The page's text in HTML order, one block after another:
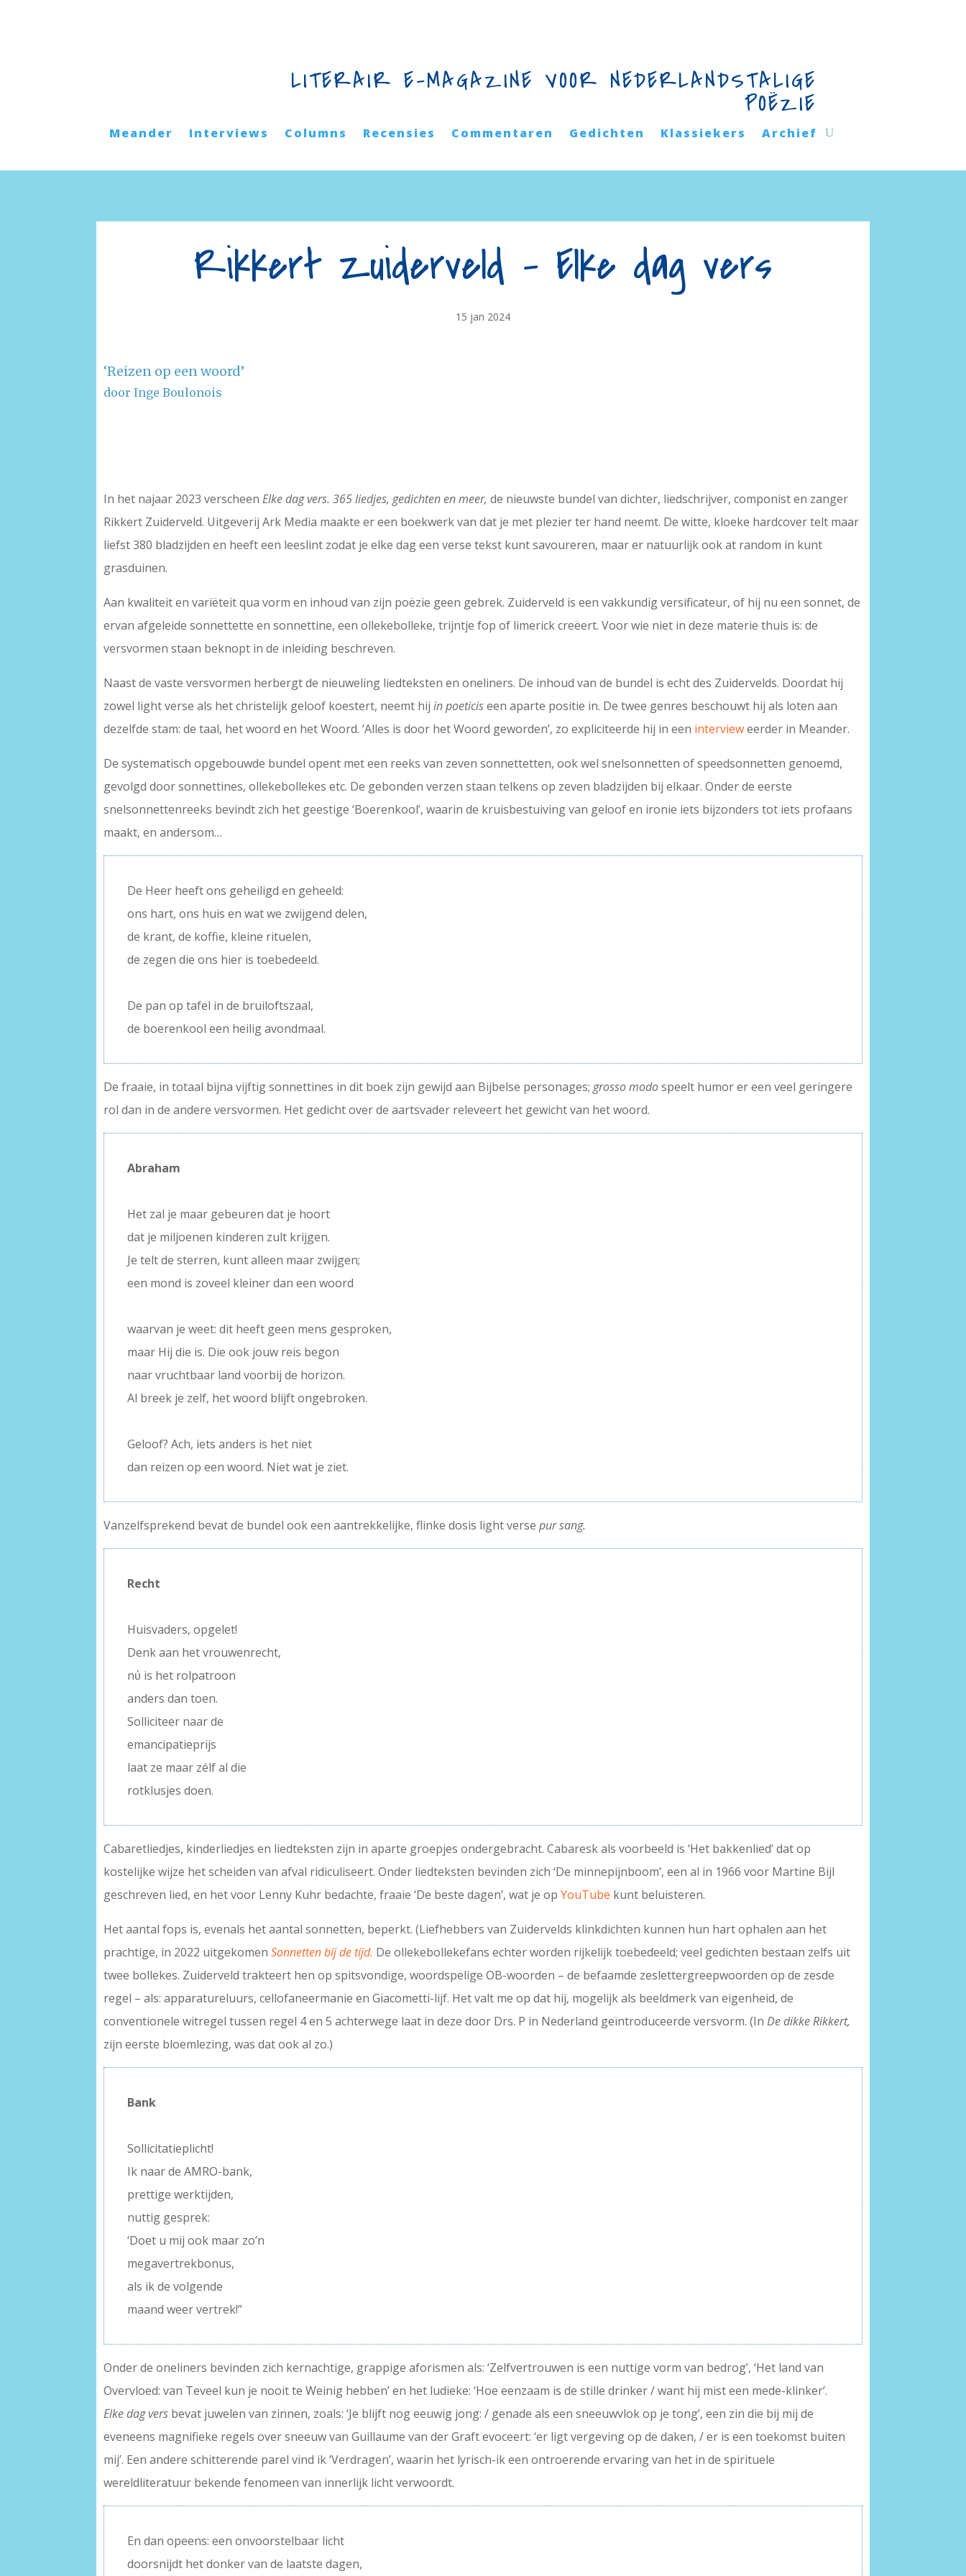
LITERAIR E-MAGAZINE VOOR NEDERLANDSTALIGE
POËZIE
Meander Interviews Columns Recensies Commentaren Gedichten Klassiekers Archief
Rikkert Zuiderveld – Elke dag vers
15 jan 2024
‘Reizen op een woord’
door Inge Boulonois
In het najaar 2023 verscheenElke dag vers. 365 liedjes, gedichten en meer,de nieuwste bundel van dichter, liedschrijver, componist en zanger
Rikkert Zuiderveld. Uitgeverij Ark Media maakte er een boekwerk van dat je met plezier ter hand neemt. De witte, kloeke hardcover telt maar
liefst 380 bladzijden en heeft een leeslint zodat je elke dag een verse tekst kunt savoureren, maar er natuurlijk ook at random in kunt
grasduinen.
Aan kwaliteit en variëteit qua vorm en inhoud van zijn poëzie geen gebrek. Zuiderveld is een vakkundig versificateur, of hij nu een sonnet, de
ervan afgeleide sonnettette en sonnettine, een ollekebolleke, trijntje fop of limerick creëert. Voor wie niet in deze materie thuis is: de
versvormen staan beknopt in de inleiding beschreven.
Naast de vaste versvormen herbergt de nieuweling liedteksten en oneliners. De inhoud van de bundel is echt des Zuidervelds. Doordat hij
zowel light verse als het christelijk geloof koestert, neemt hijin poeticiseen aparte positie in. De twee genres beschouwt hij als loten aan
dezelfde stam: de taal, het woord en het Woord. ‘Alles is door het Woord geworden’, zo expliciteerde hij in een intervieweerder in Meander.
De systematisch opgebouwde bundel opent met een reeks van zeven sonnettetten, ook wel snelsonnetten of speedsonnetten genoemd,
gevolgd door sonnettines, ollekebollekes etc. De gebonden verzen staan telkens op zeven bladzijden bij elkaar. Onder de eerste
snelsonnettenreeks bevindt zich het geestige ‘Boerenkool’, waarin de kruisbestuiving van geloof en ironie iets bijzonders tot iets profaans
maakt, en andersom…
De Heer heeft ons geheiligd en geheeld:
ons hart, ons huis en wat we zwijgend delen,
de krant, de koffie, kleine rituelen,
de zegen die ons hier is toebedeeld.
De pan op tafel in de bruiloftszaal,
de boerenkool een heilig avondmaal.
De fraaie, in totaal bijna vijftig sonnettines in dit boek zijn gewijd aan Bijbelse personages;grosso modospeelt humor er een veel geringere
rol dan in de andere versvormen. Het gedicht over de aartsvader releveert het gewicht van het woord.
Abraham
Het zal je maar gebeuren dat je hoort
dat je miljoenen kinderen zult krijgen.
Je telt de sterren, kunt alleen maar zwijgen;
een mond is zoveel kleiner dan een woord
waarvan je weet: dit heeft geen mens gesproken,
maar Hij die is. Die ook jouw reis begon
naar vruchtbaar land voorbij de horizon.
Al breek je zelf, het woord blijft ongebroken.
Geloof? Ach, iets anders is het niet
dan reizen op een woord. Niet wat je ziet.
Vanzelfsprekend bevat de bundel ook een aantrekkelijke, flinke dosis light versepur sang.
Recht
Huisvaders, opgelet!
Denk aan het vrouwenrecht,
nύ is het rolpatroon
anders dan toen.
Solliciteer naar de
emancipatieprijs
laat ze maar zélf al die
rotklusjes doen.
Cabaretliedjes, kinderliedjes en liedteksten zijn in aparte groepjes ondergebracht. Cabaresk als voorbeeld is ‘Het bakkenlied’ dat op
kostelijke wijze het scheiden van afval ridiculiseert. Onder liedteksten bevinden zich ‘De minnepijnboom’, een al in 1966 voor Martine Bijl
geschreven lied, en het voor Lenny Kuhr bedachte, fraaie ‘De beste dagen’, wat je opYouTube kunt beluisteren.
Het aantal fops is, evenals het aantal sonnetten, beperkt. (Liefhebbers van Zuidervelds klinkdichten kunnen hun hart ophalen aan het
prachtige, in 2022 uitgekomenSonnetten bij de tijd. De ollekebollekefans echter worden rijkelijk toebedeeld; veel gedichten bestaan zelfs uit
twee bollekes. Zuiderveld trakteert hen op spitsvondige, woordspelige OB-woorden – de befaamde zeslettergreepwoorden op de zesde
regel – als: apparatureluurs, cellofaneermanie en Giacometti-lijf. Het valt me op dat hij, mogelijk als beeldmerk van eigenheid, de
conventionele witregel tussen regel 4 en 5 achterwege laat in deze door Drs. P in Nederland geïntroduceerde versvorm. (InDe dikke Rikkert,
zijn eerste bloemlezing, was dat ook al zo.)
Bank
Sollicitatieplicht!
Ik naar de AMRO-bank,
prettige werktijden,
nuttig gesprek:
‘Doet u mij ook maar zo’n
megavertrekbonus,
als ik de volgende
maand weer vertrek!”
Onder de oneliners bevinden zich kernachtige, grappige aforismen als: ‘Zelfvertrouwen is een nuttige vorm van bedrog’, ‘Het land van
Overvloed: van Teveel kun je nooit te Weinig hebben’ en het ludieke: ‘Hoe eenzaam is de stille drinker / want hij mist een mede-klinker’.
Elke dag vers bevat juwelen van zinnen, zoals: ‘Je blijft nog eeuwig jong: / genade als een sneeuwvlok op je tong’, een zin die bij mij de
eveneens magnifieke regels over sneeuw van Guillaume van der Graft evoceert: ‘er ligt vergeving op de daken, / er is een toekomst buiten
mij’. Een andere schitterende parel vind ik ‘Verdragen’, waarin het lyrisch-ik een ontroerende ervaring van het in de spirituele
wereldliteratuur bekende fenomeen van innerlijk licht verwoordt.
En dan opeens: een onvoorstelbaar licht
doorsnijdt het donker van de laatste dagen,